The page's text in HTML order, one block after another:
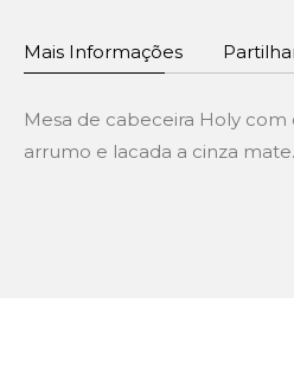
Mais Informações
Mesa de cabeceira Holy com
arrumo e lacada a cinza mate.